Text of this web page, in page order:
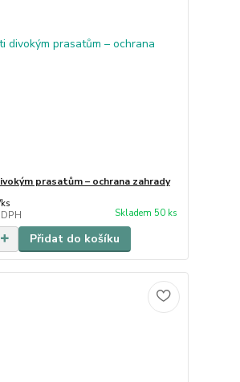
prasatům – ochrana zahrady
ks
Skladem 50 ks
Přidat do košíku